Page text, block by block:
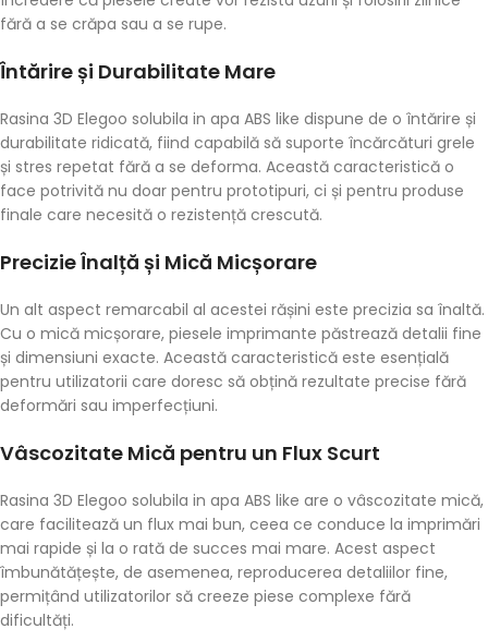
fără a se crăpa sau a se rupe.
Întărire și Durabilitate Mare
Rasina 3D Elegoo solubila in apa ABS like dispune de o întărire și
durabilitate ridicată, fiind capabilă să suporte încărcături grele
și stres repetat fără a se deforma. Această caracteristică o
face potrivită nu doar pentru prototipuri, ci și pentru produse
finale care necesită o rezistență crescută.
Precizie Înalță și Mică Micșorare
Un alt aspect remarcabil al acestei rășini este precizia sa înaltă.
Cu o mică micșorare, piesele imprimante păstrează detalii fine
și dimensiuni exacte. Această caracteristică este esențială
pentru utilizatorii care doresc să obțină rezultate precise fără
deformări sau imperfecțiuni.
Vâscozitate Mică pentru un Flux Scurt
Rasina 3D Elegoo solubila in apa ABS like are o vâscozitate mică,
care facilitează un flux mai bun, ceea ce conduce la imprimări
mai rapide și la o rată de succes mai mare. Acest aspect
îmbunătățește, de asemenea, reproducerea detaliilor fine,
permițând utilizatorilor să creeze piese complexe fără
dificultăți.